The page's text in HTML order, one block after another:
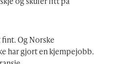
Og Norske
har gjort en kjempejobb.